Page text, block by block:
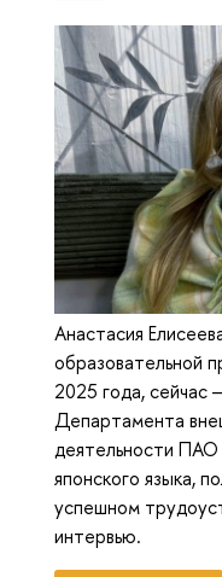
Анастасия
образовательной
2025 года, сейчас
Департамента
деятельности ПАО
японского языка,
успешном
интервью.